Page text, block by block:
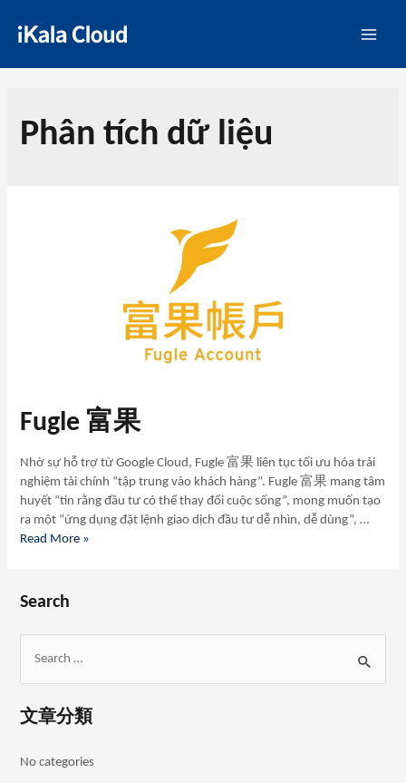
Phân tích dữ liệu
Fugle 富果
Nhờ sự hỗ trợ từ Google Cloud, Fugle 富果 liên tục tối ưu hóa trải
nghiệm tài chính “tập trung vào khách hàng”. Fugle 富果 mang tâm
huyết “tin rằng đầu tư có thể thay đổi cuộc sống”, mong muốn tạo
ra một “ứng dụng đặt lệnh giao dịch đầu tư dễ nhìn, dễ dùng”, …
Read More »
Search
文章分類
No categories